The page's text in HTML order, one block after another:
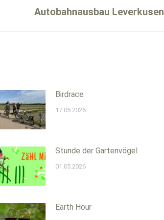
Autobahnausbau Leverkusen
Birdrace
17.05.2026
Stunde der Gartenvögel
01.05.2026
Earth Hour